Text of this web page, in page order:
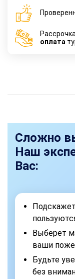
оплата
Сложно
Наш
Вас:
Выберет
ваши
Будьте
без